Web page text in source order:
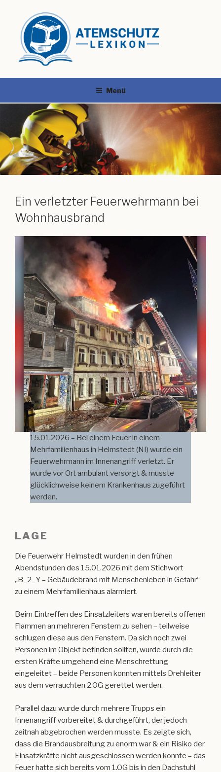
Menü
Ein verletzter Feuerwehrmann bei
Wohnhausbrand
15.01.2026 – Bei einem Feuer in einem
Mehrfamilienhaus in Helmstedt (NI) wurde ein
Feuerwehrmann im Innenangriff verletzt. Er
wurde vor Ort ambulant versorgt & musste
glücklichweise keinem Krankenhaus zugeführt
werden.
LAGE
Die Feuerwehr Helmstedt wurden in den frühen
Abendstunden des 15.01.2026 mit dem Stichwort
„B_2_Y – Gebäudebrand mit Menschenleben in Gefahr“
zu einem Mehrfamilienhaus alarmiert.
Beim Eintreffen des Einsatzleiters waren bereits offenen
Flammen an mehreren Fenstern zu sehen – teilweise
schlugen diese aus den Fenstern. Da sich noch zwei
Personen im Objekt befinden sollten, wurde durch die
ersten Kräfte umgehend eine Menschrettung
eingeleitet – beide Personen konnten mittels Drehleiter
aus dem verrauchten 2.OG gerettet werden.
Parallel dazu wurde durch mehrere Trupps ein
Innenangriff vorbereitet & durchgeführt, der jedoch
zeitnah abgebrochen werden musste. Es zeigte sich,
dass die Brandausbreitung zu enorm war & ein Risiko der
Einsatzkräfte nicht ausgeschlossen werden konnte – das
Feuer hatte sich bereits vom 1.OG bis in den Dachstuhl